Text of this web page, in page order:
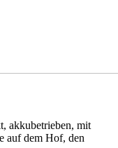
akkubetrieben, mit
auf dem Hof, den